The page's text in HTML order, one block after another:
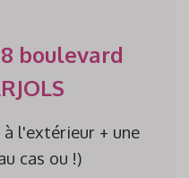
boulevard
l'extérieur + une
cas ou !)